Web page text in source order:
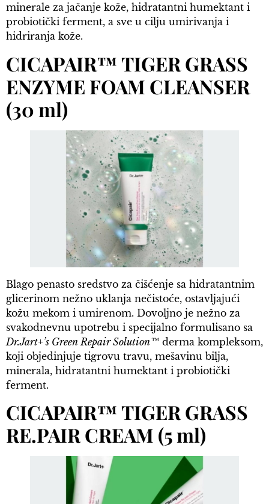
minerale za jačanje kože, hidratantni humektant i
probiotički ferment, a sve u cilju umirivanja i
hidriranja kože.
CICAPAIR™ TIGER GRASS
ENZYME FOAM CLEANSER
(30 ml)
Blago penasto sredstvo za čišćenje sa hidratantnim
glicerinom nežno uklanja nečistoće, ostavljajući
kožu mekom i umirenom. Dovoljno je nežno za
svakodnevnu upotrebu i specijalno formulisano sa
Dr.Jart+’s Green Repair Solution™ derma kompleksom,
koji objedinjuje tigrovu travu, mešavinu bilja,
minerala, hidratantni humektant i probiotički
ferment.
CICAPAIR™ TIGER GRASS
RE.PAIR CREAM (5 ml)